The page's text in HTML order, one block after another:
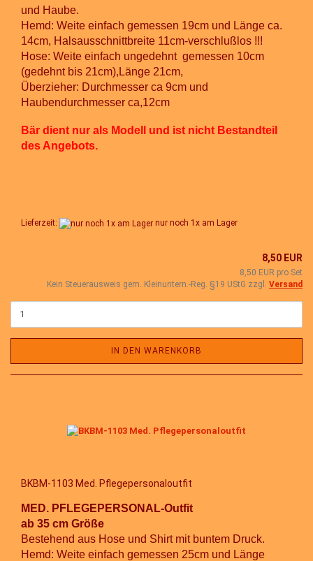
und Haube.
Hemd: Weite einfach gemessen 19cm und Länge ca.
14cm, Halsausschnittbreite 11cm-verschlußlos !!!
Hose: Weite einfach ungedehnt gemessen 10cm
(gedehnt bis 21cm),Länge 21cm,
Überzieher: Durchmesser ca 9cm und
Haubendurchmesser ca,12cm
Bär dient nur als Modell und ist nicht Bestandteil
des Angebots.
Lieferzeit: nur noch 1x am Lager
8,50 EUR
8,50 EUR pro Set
Kein Steuerausweis gem. Kleinuntern.-Reg. §19 UStG zzgl. Versand
IN DEN WARENKORB
BKBM-1103 Med. Pflegepersonaloutfit
MED. PFLEGEPERSONAL-Outfit
ab 35 cm Größe
Bestehend aus Hose und Shirt mit buntem Druck.
Hemd: Weite einfach gemessen 25cm und Länge